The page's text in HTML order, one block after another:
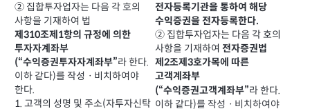
② 집합투자업자는 다음 각 호의
사항을 기재하여 법
제310조제1항의 규정에 의한
투자자계좌부
(“수익증권투자자계좌부”라 한다.
이하 같다)를 작성ㆍ비치하여야
한다.
1. 고객의 성명 및 주소(자투자신탁
전자등록기관을 통하여 해당
수익증권을 전자등록한다.
② 집합투자업자는 다음 각 호의
사항을 기재하여 전자증권법
제2조제3호가목에 따른
고객계좌부
(“수익증권고객계좌부”라 한다.
이하 같다)를 작성ㆍ비치하여야